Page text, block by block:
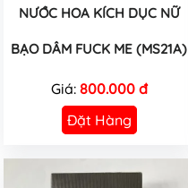
NƯỚC HOA KÍCH DỤC NỮ
BẠO DÂM FUCK ME (MS21A)
Giá: 800.000 đ
Đặt Hàng